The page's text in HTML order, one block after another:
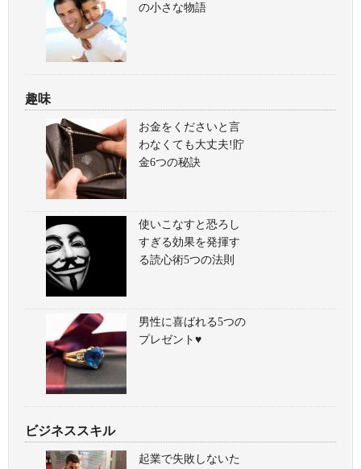
の小さな物語
趣味
お金をくださいと言
わなくても大丈夫!貯
金6つの秘訣
使いこなすと恐ろし
すぎる効果を発揮す
る読心術5つの法則
男性に喜ばれる5つの
プレゼント♥
ビジネススキル
起業で失敗しないた